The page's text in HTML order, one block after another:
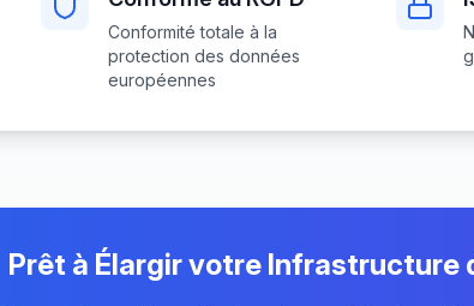
Conformité totale à la
protection des données
européennes
Prêt à Élargir votre Infrastructure